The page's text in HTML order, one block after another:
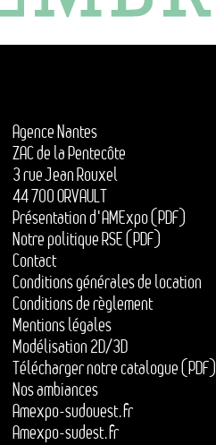
Agence Nantes
ZAC de la Pentecôte
3 rue Jean Rouxel
44 700 ORVAULT
Présentation d'AMExpo (PDF)
Notre politique RSE (PDF)
Contact
Conditions générales de location
Conditions de règlement
Mentions légales
Modélisation 2D/3D
Télécharger notre catalogue (PDF)
Nos ambiances
Amexpo-sudouest.fr
Amexpo-sudest.fr